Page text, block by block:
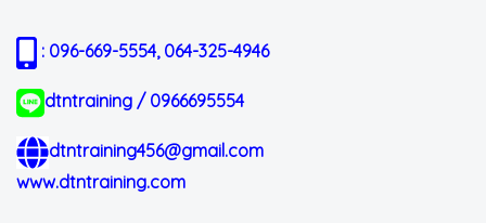
: 096-669-5554, 064-325-4946
dtntraining / 0966695554
dtntraining456@gmail.com
www.dtntraining.com